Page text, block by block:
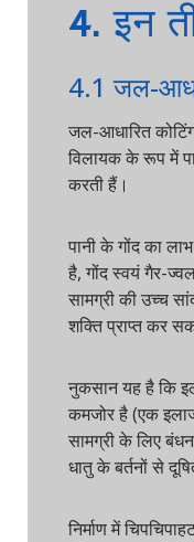
4. इन
4.1 जल-
जल-आधारित कोटिंग
विलायक के रूप में
करती हैं।
पानी के गोंद का लाभ
है, गोंद स्वयं गैर-
सामग्री की उच्च
शक्ति प्राप्त कर सकते
नुकसान यह है कि
कमजोर है (एक इलाज
सामग्री के लिए बंधन
धातु के बर्तनों से
निर्माण में